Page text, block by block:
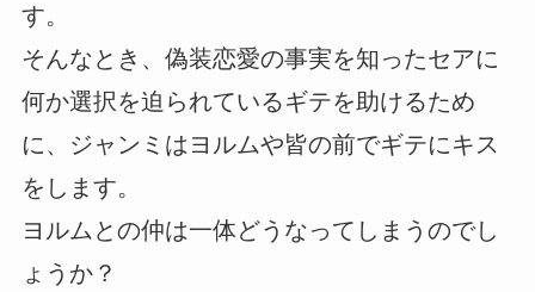
す。
そんなとき、偽装恋愛の事実を知ったセアに
何か選択を迫られているギテを助けるため
に、ジャンミはヨルムや皆の前でギテにキス
をします。
ヨルムとの仲は一体どうなってしまうのでし
ょうか？